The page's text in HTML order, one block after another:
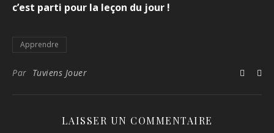
c’est parti pour la leçon du jour !
Apprendre
Par Tuviens Jouer
LAISSER UN COMMENTAIRE